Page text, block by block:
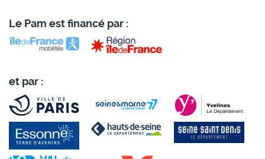
Le Pam est financé par :
et par :